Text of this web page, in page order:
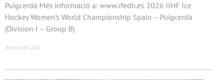
Puigcerdà Més informació a: www.rfedh.es 2026 IIHF Ice
Hockey Women’s World Championship Spain – Puigcerdà
(Division I – Group B)
30 març del 2026